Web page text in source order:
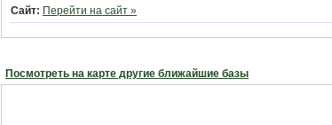
Сайт: Перейти на сайт »
Посмотреть на карте другие ближайшие базы